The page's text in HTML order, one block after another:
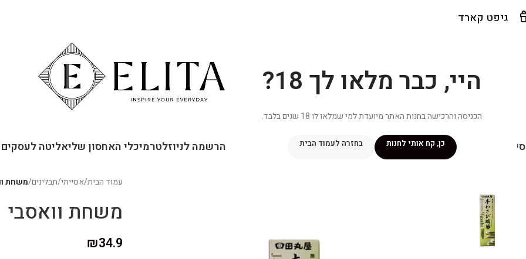
היי, כבר מלאו לך 18?
הכניסה והרכישה בחנות האתר מיועדת למי שמלאו לו 18 שנים בלבד.
כן, קח אותי לחנות בחזרה לעמוד הבית
גיפט קארד
שלי מתכוניםמנוי ״אליטה פלוס״חנותפרסומים במדיה הרשמה לניוזלטרמיכלי האחסון שליאליטה לעסקים
עמוד הבית/אסייתי/תבלינים/משחת
משחת וואסבי
₪34.9